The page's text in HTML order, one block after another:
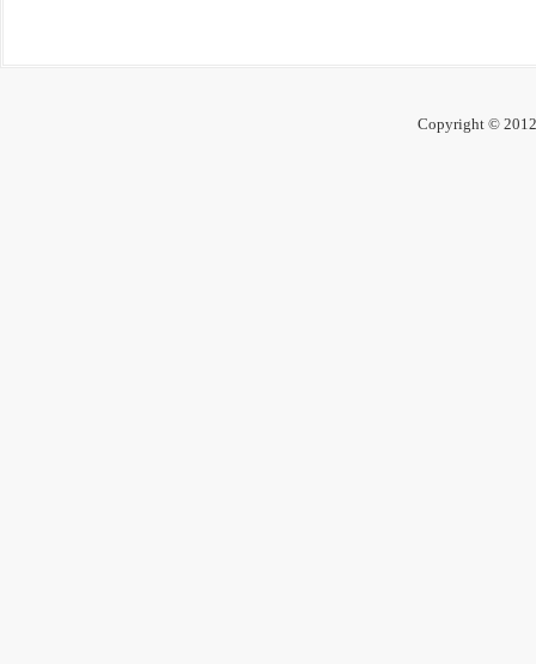
Copyright ©